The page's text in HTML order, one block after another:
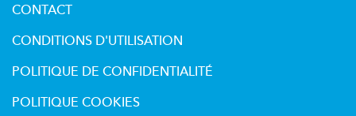
CONTACT
CONDITIONS D'UTILISATION
POLITIQUE DE CONFIDENTIALITÉ
POLITIQUE COOKIES